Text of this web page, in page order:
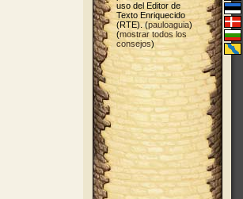
uso del Editor de
Texto Enriquecido
(RTE). (pauloaguia)
(mostrar todos los
consejos)